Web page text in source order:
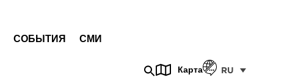
СОБЫТИЯ СМИ
Карта RU